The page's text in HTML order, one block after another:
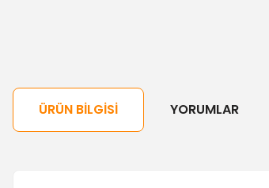
ÜRÜN BILGISI YORUMLAR